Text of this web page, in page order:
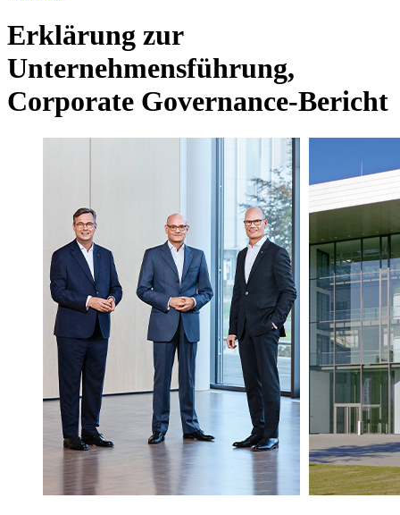
Erklärung zur
Unternehmensführung,
Corporate Governance-Bericht